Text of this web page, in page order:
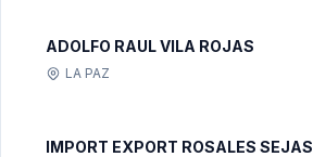
ADOLFO RAUL VILA ROJAS
LA PAZ
IMPORT EXPORT ROSALES SEJAS